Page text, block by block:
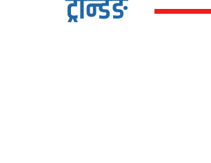
ट्रेन्डिङ